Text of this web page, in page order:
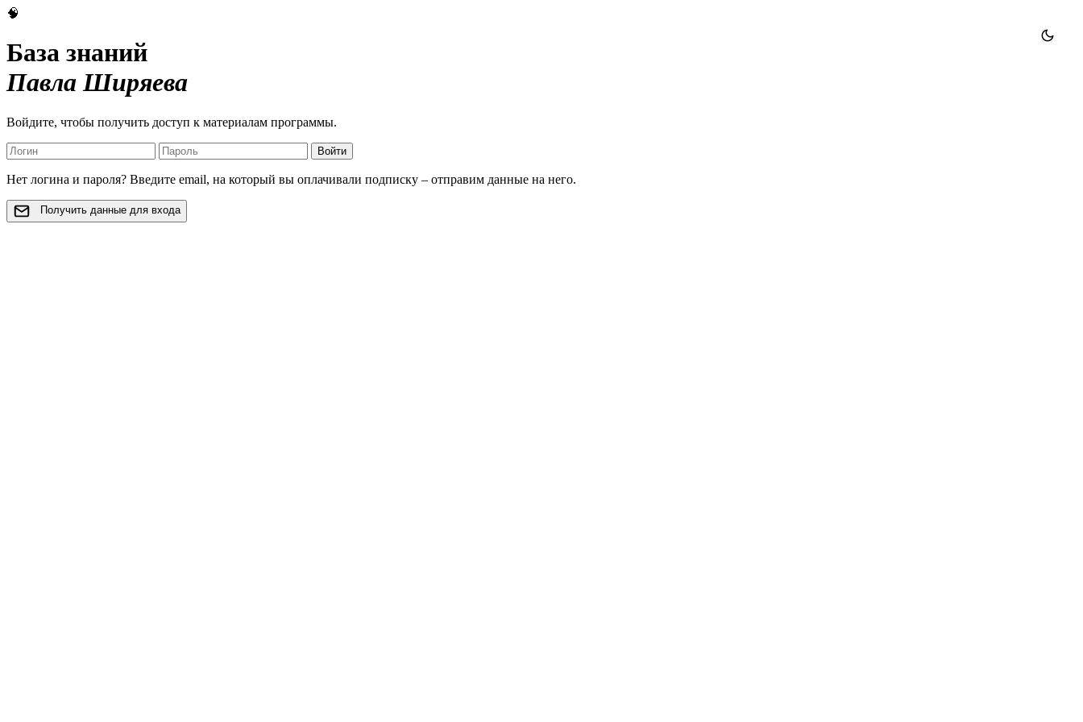
🧠
База знаний
Павла Ширяева
Войдите, чтобы получить доступ к материалам программы.
Войти
Нет логина и пароля? Введите email, на который вы оплачивали подписку – отправим данные на него.
Получить данные для входа